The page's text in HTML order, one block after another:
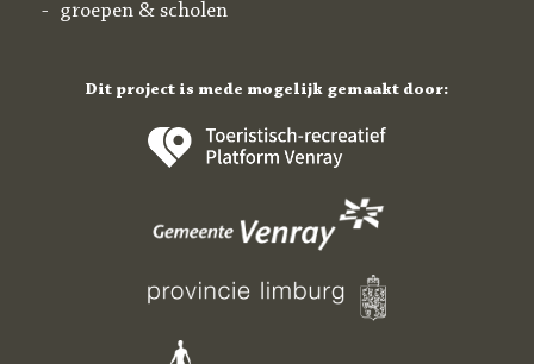
groepen & scholen
Dit project is mede mogelijk gemaakt door: